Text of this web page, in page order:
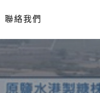
聯絡我們